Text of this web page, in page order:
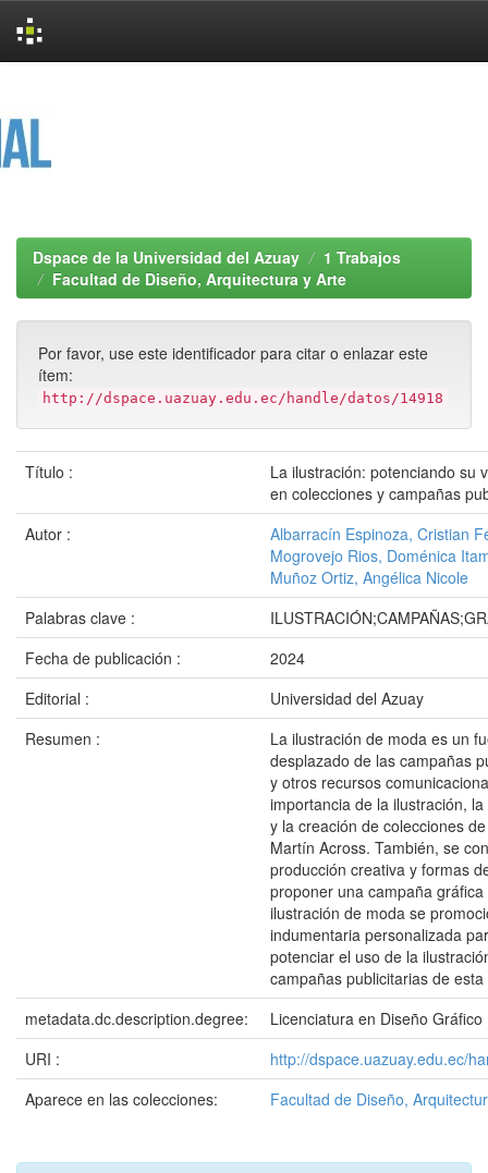
Dspace de la Universidad del Azuay
1 Trabajos
Facultad de Diseño, Arquitectura y Arte
Por favor, use este identificador para citar o enlazar este
ítem:
http://dspace.uazuay.edu.ec/handle/datos/14918
Título :
La ilustración: potenciando su
en colecciones y campañas
Autor :
Albarracín Espinoza, Cristian
Mogrovejo Rios, Doménica
Muñoz Ortiz, Angélica Nicole
Palabras clave :
Fecha de publicación :
2024
Editorial :
Universidad del Azuay
Resumen :
La ilustración de moda es un
desplazado de las campañas
y otros recursos
importancia de la ilustración,
y la creación de colecciones
Martín Across. También, se
producción creativa y formas
proponer una campaña
ilustración de moda se
indumentaria personalizada
potenciar el uso de la
campañas publicitarias de
metadata.dc.description.degree:
Licenciatura en Diseño Gráfico
URI :
http://dspace.uazuay.edu.ec/
Aparece en las colecciones:
Facultad de Diseño,